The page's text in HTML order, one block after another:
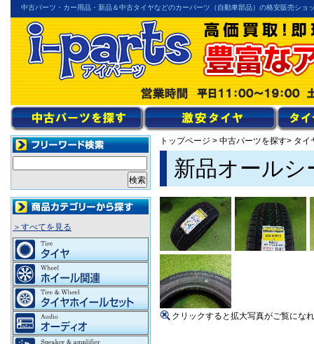
中古パーツ・カー用品・新品＆中古タイヤなどのカーパーツ（自動車部品）の格安販売ショ
トップページ > 中古パーツを探す> タイ
新品オールシ
クリックすると拡大写真がご覧にな
＞すべてを見る